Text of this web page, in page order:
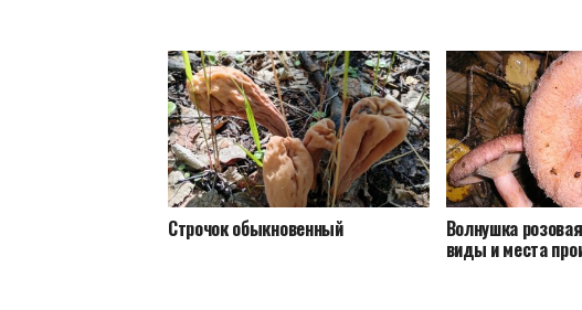
Строчок обыкновенный Волнушка
виды и места